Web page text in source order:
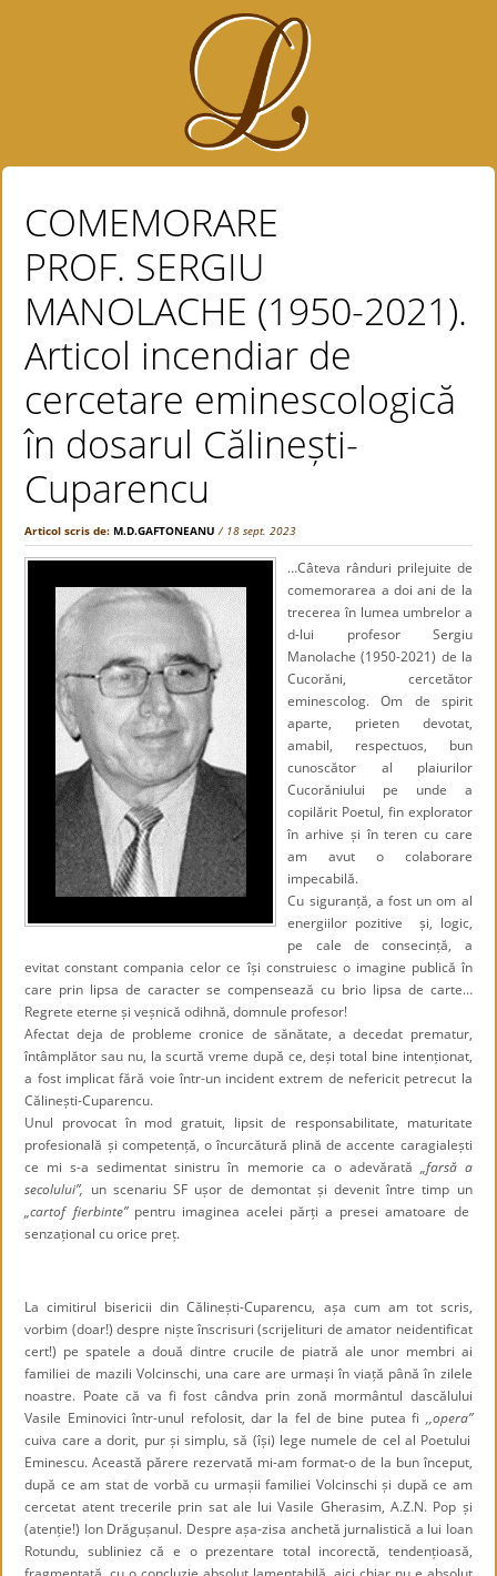
COMEMORARE
PROF. SERGIU
MANOLACHE (1950-2021).
Articol incendiar de
cercetare eminescologică
în dosarul Călinești-
Cuparencu
Articol scris de:M.D.GAFTONEANU / 18 sept. 2023
…Câteva rânduri prilejuite de
comemorarea a doi ani de la
trecerea în lumea umbrelor a
d-lui profesor Sergiu
Manolache (1950-2021) de la
Cucorăni, cercetător
eminescolog. Om de spirit
aparte, prieten devotat,
amabil, respectuos, bun
cunoscător al plaiurilor
Cucorăniului pe unde a
copilărit Poetul, fin explorator
în arhive și în teren cu care
am avut o colaborare
impecabilă.
Cu siguranță, a fost un om al
energiilor pozitive și, logic,
pe cale de consecință, a
evitat constant compania celor ce își construiesc o imagine publică în
care prin lipsa de caracter se compensează cu brio lipsa de carte…
Regrete eterne și veșnică odihnă, domnule profesor!
Afectat deja de probleme cronice de sănătate, a decedat prematur,
întâmplător sau nu, la scurtă vreme după ce, deși total bine intenționat,
a fost implicat fără voie într-un incident extrem de nefericit petrecut la
Călinești-Cuparencu.
Unul provocat în mod gratuit, lipsit de responsabilitate, maturitate
profesională și competență, o încurcătură plină de accente caragialești
ce mi s-a sedimentat sinistru în memorie ca o adevărată „farsă a
secolului”, un scenariu SF ușor de demontat și devenit între timp un
„cartof fierbinte”pentru imaginea acelei părți a presei amatoare de
senzațional cu orice preț.
La cimitirul bisericii din Călinești-Cuparencu, așa cum am tot scris,
vorbim (doar!) despre niște înscrisuri (scrijelituri de amator neidentificat
cert!) pe spatele a două dintre crucile de piatră ale unor membri ai
familiei de mazili Volcinschi, una care are urmași în viață până în zilele
noastre. Poate că va fi fost cândva prin zonă mormântul dascălului
Vasile Eminovici într-unul refolosit, dar la fel de bine putea fi ,,opera”
cuiva care a dorit, pur și simplu, să (își) lege numele de cel al Poetului
Eminescu. Această părere rezervată mi-am format-o de la bun început,
după ce am stat de vorbă cu urmașii familiei Volcinschi și după ce am
cercetat atent trecerile prin sat ale lui Vasile Gherasim, A.Z.N. Pop și
(atenție!) Ion Drăgușanul. Despre așa-zisa anchetă jurnalistică a lui Ioan
Rotundu, subliniez că e o prezentare total incorectă, tendențioasă,